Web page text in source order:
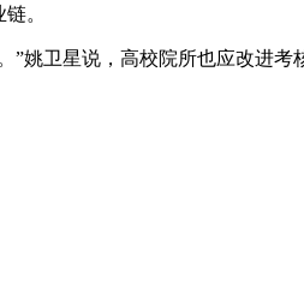
。
姚卫星说，高校院所也应改进